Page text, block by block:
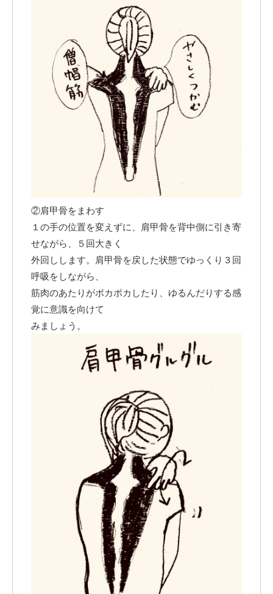
②肩甲骨をまわす
１の手の位置を変えずに、肩甲骨を背中側に引き寄
せながら、５回大きく
外回しします。肩甲骨を戻した状態でゆっくり３回
呼吸をしながら、
筋肉のあたりがポカポカしたり、ゆるんだりする感
覚に意識を向けて
みましょう。